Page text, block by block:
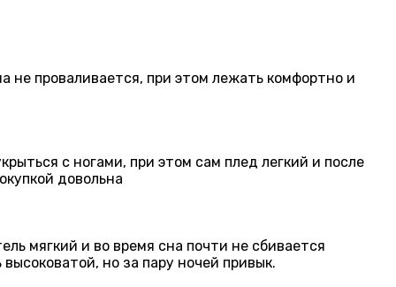
не проваливается, при этом лежать комфортно и
с ногами, при этом сам плед легкий и после
довольна
мягкий и во время сна почти не сбивается
но за пару ночей привык.